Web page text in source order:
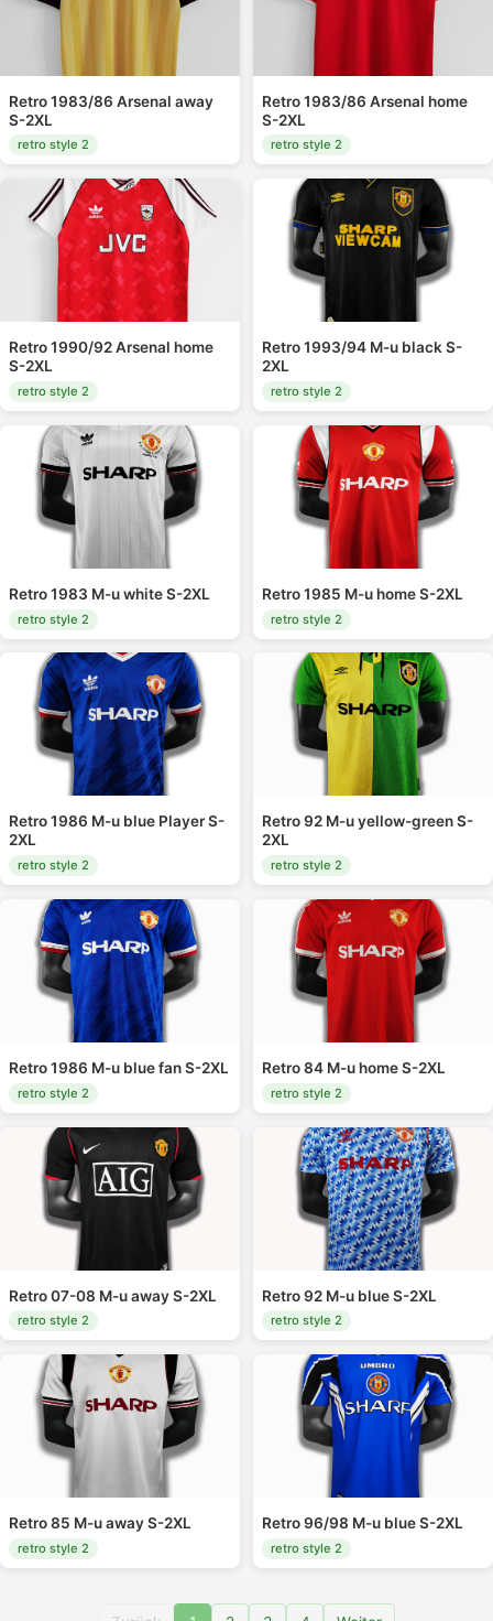
Retro 1983/86 Arsenal away
S-2XL
retro style 2
Retro 1983/86 Arsenal home
S-2XL
retro style 2
Retro 1990/92 Arsenal home
S-2XL
retro style 2
Retro 1993/94 M-u black S-
2XL
retro style 2
Retro 1983 M-u white S-2XL
retro style 2
Retro 1985 M-u home S-2XL
retro style 2
Retro 1986 M-u blue Player S-
2XL
retro style 2
Retro 92 M-u yellow-green S-
2XL
retro style 2
Retro 1986 M-u blue fan S-2XL
retro style 2
Retro 84 M-u home S-2XL
retro style 2
Retro 07-08 M-u away S-2XL
retro style 2
Retro 92 M-u blue S-2XL
retro style 2
Retro 85 M-u away S-2XL
retro style 2
Retro 96/98 M-u blue S-2XL
retro style 2